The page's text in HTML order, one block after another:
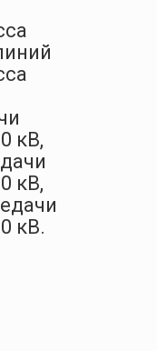
кВ,
кВ,
кВ.